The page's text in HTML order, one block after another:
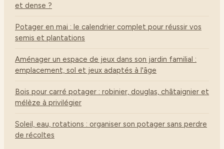
et dense ?
Potager en mai : le calendrier complet pour réussir vos
semis et plantations
Aménager un espace de jeux dans son jardin familial :
emplacement, sol et jeux adaptés à l'âge
Bois pour carré potager : robinier, douglas, châtaignier et
mélèze à privilégier
Soleil, eau, rotations : organiser son potager sans perdre
de récoltes